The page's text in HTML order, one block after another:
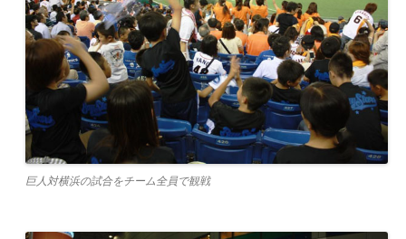
巨人対横浜の試合をチーム全員で観戦